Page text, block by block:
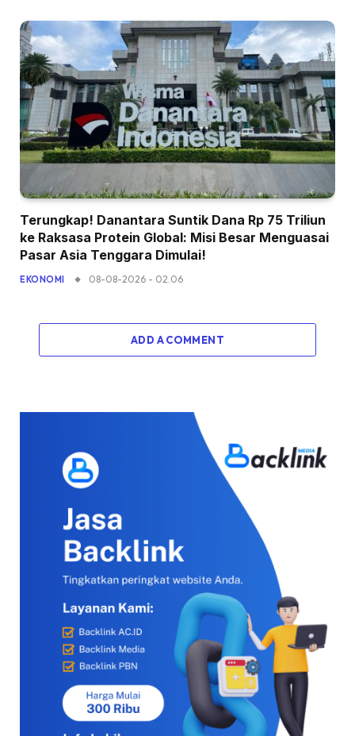
Terungkap! Danantara Suntik Dana Rp 75 Triliun
ke Raksasa Protein Global: Misi Besar Menguasai
Pasar Asia Tenggara Dimulai!
EKONOMI 08-08-2026 - 02.06
ADD A COMMENT